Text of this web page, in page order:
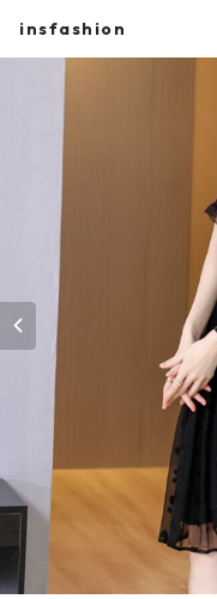
insfashion